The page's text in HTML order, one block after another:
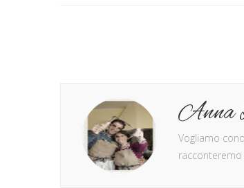
Anna
Vogliamo
racconteremo